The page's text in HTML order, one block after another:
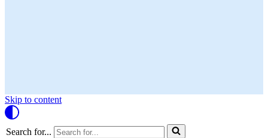
Skip to content
Search for...